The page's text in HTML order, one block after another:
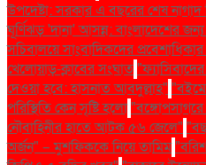
উপদেষ্টা: সরকার এ বছরের শেষ
ঘূর্ণিঝড় 'দানা' আসন্ন: বাংলাদেশের
সচিবালয়ে সাংবাদিকদের
খেলোয়াড়-ক্লাবের সংঘাত
দেওয়া হবে: হাসনাত আবদুল্লাহ"
পরিস্থিতি কেন সৃষ্টি হলো"বঙ্গোপসাগরে
নৌবাহিনীর হাতে আটক ৫৬ জেলে"
অর্জন" – মুশফিককে নিয়ে তামিম